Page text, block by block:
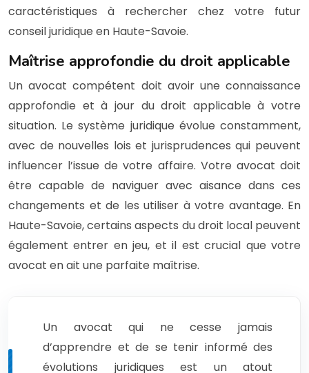
caractéristiques à rechercher chez votre futur
conseil juridique en Haute-Savoie.
Maîtrise approfondie du droit applicable
Un avocat compétent doit avoir une connaissance
approfondie et à jour du droit applicable à votre
situation. Le système juridique évolue constamment,
avec de nouvelles lois et jurisprudences qui peuvent
influencer l’issue de votre affaire. Votre avocat doit
être capable de naviguer avec aisance dans ces
changements et de les utiliser à votre avantage. En
Haute-Savoie, certains aspects du droit local peuvent
également entrer en jeu, et il est crucial que votre
avocat en ait une parfaite maîtrise.
Un avocat qui ne cesse jamais
d’apprendre et de se tenir informé des
évolutions juridiques est un atout